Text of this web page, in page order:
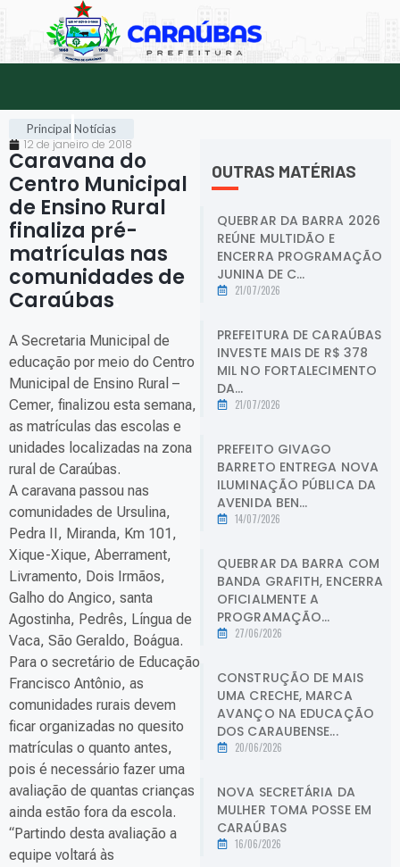
Principal Notícias
12 de janeiro de 2018
Caravana do
Centro Municipal
de Ensino Rural
finaliza pré-
matrículas nas
comunidades de
Caraúbas
A Secretaria Municipal de
educação por meio do Centro
Municipal de Ensino Rural –
Cemer, finalizou esta semana,
as matrículas das escolas e
unidades localizadas na zona
rural de Caraúbas.
A caravana passou nas
comunidades de Ursulina,
Pedra II, Miranda, Km 101,
Xique-Xique, Aberrament,
Livramento, Dois Irmãos,
Galho do Angico, santa
Agostinha, Pedrês, Língua de
Vaca, São Geraldo, Boágua.
Para o secretário de Educação
Francisco Antônio, as
comunidades rurais devem
ficar organizadas no quesito
matrículas o quanto antes,
pois é necessário fazer uma
avaliação de quantas crianças
ainda estão fora da escola.
“Partindo desta avaliação a
equipe voltará às
OUTRAS MATÉRIAS
QUEBRAR DA BARRA 2026
REÚNE MULTIDÃO E
ENCERRA PROGRAMAÇÃO
JUNINA DE C...
21/07/2026
PREFEITURA DE CARAÚBAS
INVESTE MAIS DE R$ 378
MIL NO FORTALECIMENTO
DA...
21/07/2026
PREFEITO GIVAGO
BARRETO ENTREGA NOVA
ILUMINAÇÃO PÚBLICA DA
AVENIDA BEN...
14/07/2026
QUEBRAR DA BARRA COM
BANDA GRAFITH, ENCERRA
OFICIALMENTE A
PROGRAMAÇÃO...
27/06/2026
CONSTRUÇÃO DE MAIS
UMA CRECHE, MARCA
AVANÇO NA EDUCAÇÃO
DOS CARAUBENSE...
20/06/2026
NOVA SECRETÁRIA DA
MULHER TOMA POSSE EM
CARAÚBAS
16/06/2026